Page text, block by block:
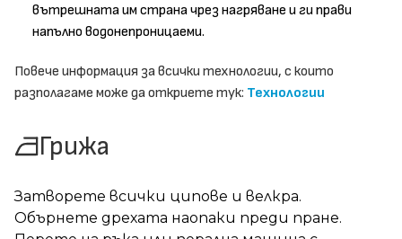
вътрешната им страна чрез нагряване и ги прави
напълно водонепроницаеми.
Повече информация за всички технологии, с които
разполагаме може да откриете тук: Технологии
Грижа
Затворете всички ципове и велкра.
Обърнете дрехата наопаки преди пране.